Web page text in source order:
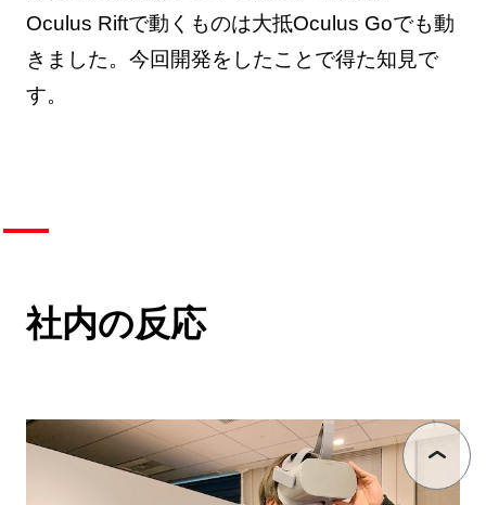
Oculus Riftで動くものは大抵Oculus Goでも動
きました。今回開発をしたことで得た知見で
す。
社内の反応